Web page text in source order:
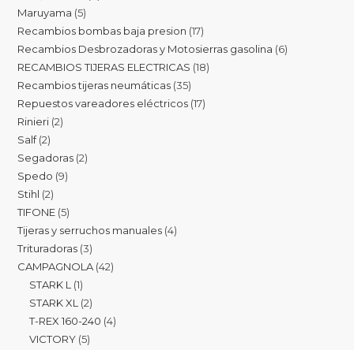
Maruyama 5
Recambios bombas baja presion 17
Recambios Desbrozadoras y Motosierras gasolina 6
RECAMBIOS TIJERAS ELECTRICAS 18
Recambios tijeras neumáticas 35
Repuestos vareadores eléctricos 17
Rinieri 2
Salf 2
Segadoras 2
Spedo 9
Stihl 2
TIFONE 5
Tijeras y serruchos manuales 4
Trituradoras 3
CAMPAGNOLA 42
STARK L
1
STARK XL
2
T-REX 160-240 4
VICTORY 5